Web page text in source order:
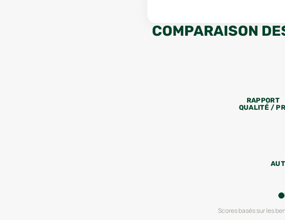
COMPARAISON
RAPPORT
QUALITÉ /
Scores basés sur les